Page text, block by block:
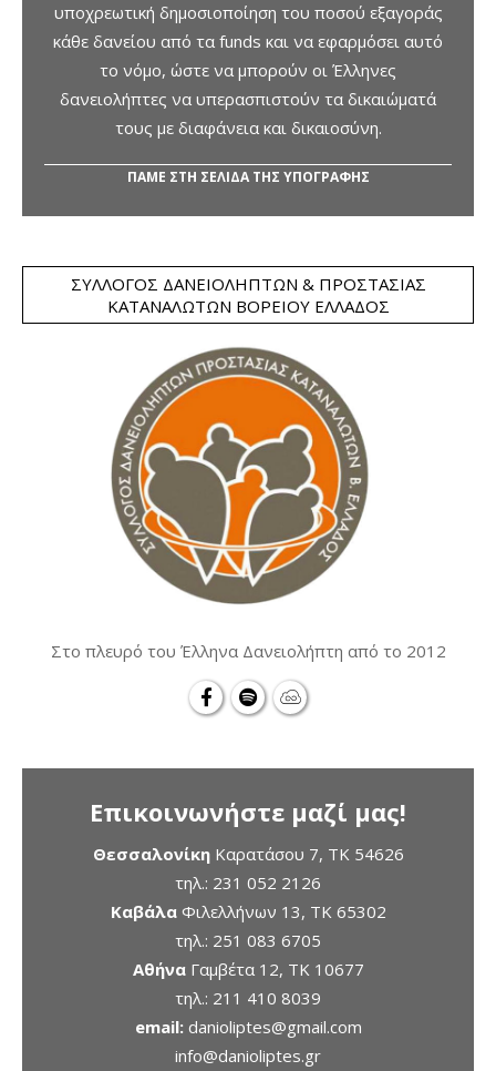
υποχρεωτική δημοσιοποίηση του ποσού εξαγοράς
κάθε δανείου από τα funds και να εφαρμόσει αυτό
το νόμο, ώστε να μπορούν οι Έλληνες
δανειολήπτες να υπερασπιστούν τα δικαιώματά
τους με διαφάνεια και δικαιοσύνη.
ΠΑΜΕ ΣΤΗ ΣΕΛΙΔΑ ΤΗΣ ΥΠΟΓΡΑΦΗΣ
ΣΎΛΛΟΓΟΣ ΔΑΝΕΙΟΛΗΠΤΏΝ & ΠΡΟΣΤΑΣΊΑΣ
ΚΑΤΑΝΑΛΩΤΏΝ ΒΟΡΕΊΟΥ ΕΛΛΆΔΟΣ
Στο πλευρό του Έλληνα Δανειολήπτη από το 2012
Επικοινωνήστε μαζί μας!
ΘεσσαλονίκηΚαρατάσου 7, TK 54626
τηλ.: 231 052 2126
ΚαβάλαΦιλελλήνων 13, ΤΚ 65302
τηλ.: 251 083 6705
ΑθήναΓαμβέτα 12, ΤΚ 10677
τηλ.: 211 410 8039
email: danioliptes@gmail.com
info@danioliptes.gr